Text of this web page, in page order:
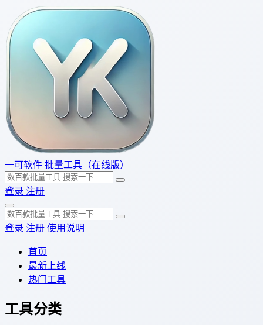
一可软件 批量工具（在线版）
登录 注册
登录 注册 使用说明
首页
最新上线
热门工具
工具分类